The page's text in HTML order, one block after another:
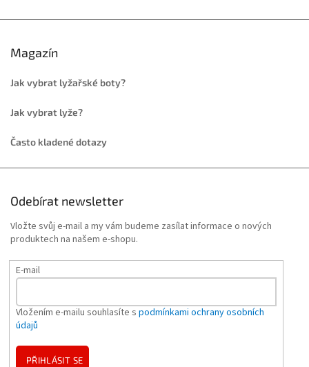
Magazín
Jak vybrat lyžařské boty?
Jak vybrat lyže?
Často kladené dotazy
Odebírat newsletter
Vložte svůj e-mail a my vám budeme zasílat informace o nových
produktech na našem e-shopu.
E-mail
Vložením e-mailu souhlasíte s podmínkami ochrany osobních
údajů
PŘIHLÁSIT SE